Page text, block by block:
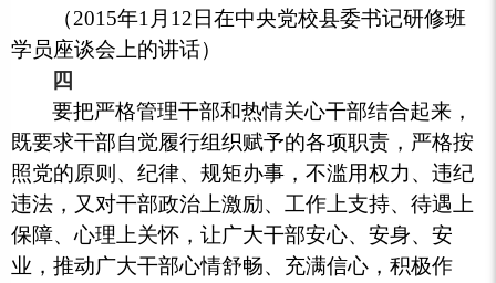
（2015年1月12日在中央党校县委书记研修班
学员座谈会上的讲话）
四
要把严格管理干部和热情关心干部结合起来，
既要求干部自觉履行组织赋予的各项职责，严格按
照党的原则、纪律、规矩办事，不滥用权力、违纪
违法，又对干部政治上激励、工作上支持、待遇上
保障、心理上关怀，让广大干部安心、安身、安
业，推动广大干部心情舒畅、充满信心，积极作